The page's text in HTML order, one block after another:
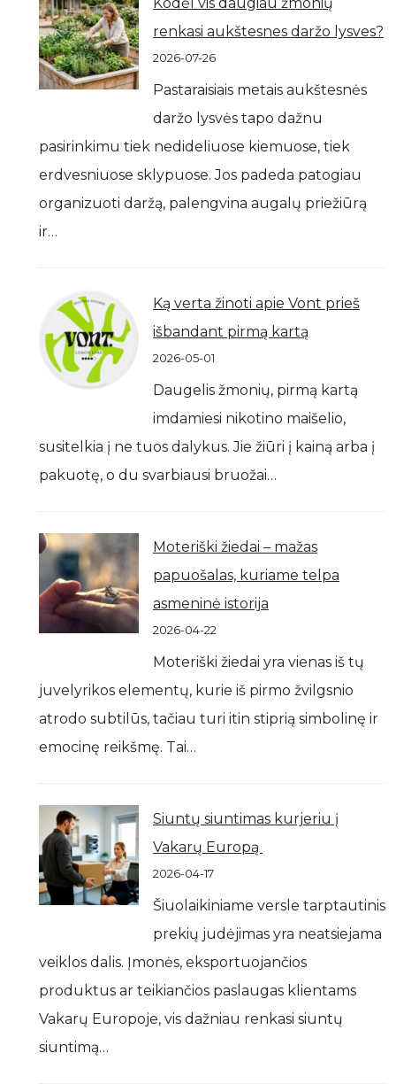
renkasi aukštesnes daržo lysves?
2026-07-26
Pastaraisiais metais aukštesnės
daržo lysvės tapo dažnu
pasirinkimu tiek nedideliuose kiemuose, tiek
erdvesniuose sklypuose. Jos padeda patogiau
organizuoti daržą, palengvina augalų priežiūrą
ir…
Ką verta žinoti apie Vont prieš
išbandant pirmą kartą
2026-05-01
Daugelis žmonių, pirmą kartą
imdamiesi nikotino maišelio,
susitelkia į ne tuos dalykus. Jie žiūri į kainą arba į
pakuotę, o du svarbiausi bruožai…
Moteriški žiedai – mažas
papuošalas, kuriame telpa
asmeninė istorija
2026-04-22
Moteriški žiedai yra vienas iš tų
juvelyrikos elementų, kurie iš pirmo žvilgsnio
atrodo subtilūs, tačiau turi itin stiprią simbolinę ir
emocinę reikšmę. Tai…
Siuntų siuntimas kurjeriu į
Vakarų Europą
2026-04-17
Šiuolaikiniame versle tarptautinis
prekių judėjimas yra neatsiejama
veiklos dalis. Įmonės, eksportuojančios
produktus ar teikiančios paslaugas klientams
Vakarų Europoje, vis dažniau renkasi siuntų
siuntimą…